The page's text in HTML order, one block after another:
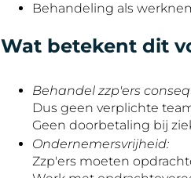
Behandeling als
Wat betekent dit
Behandel zzp'ers
Dus geen verplichte
Geen doorbetaling bij
Ondernemersvrijheid:
Zzp'ers moeten